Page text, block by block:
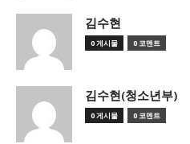
김수현
0 게시물 0 코멘트
김수현(청소년부)
0 게시물 0 코멘트